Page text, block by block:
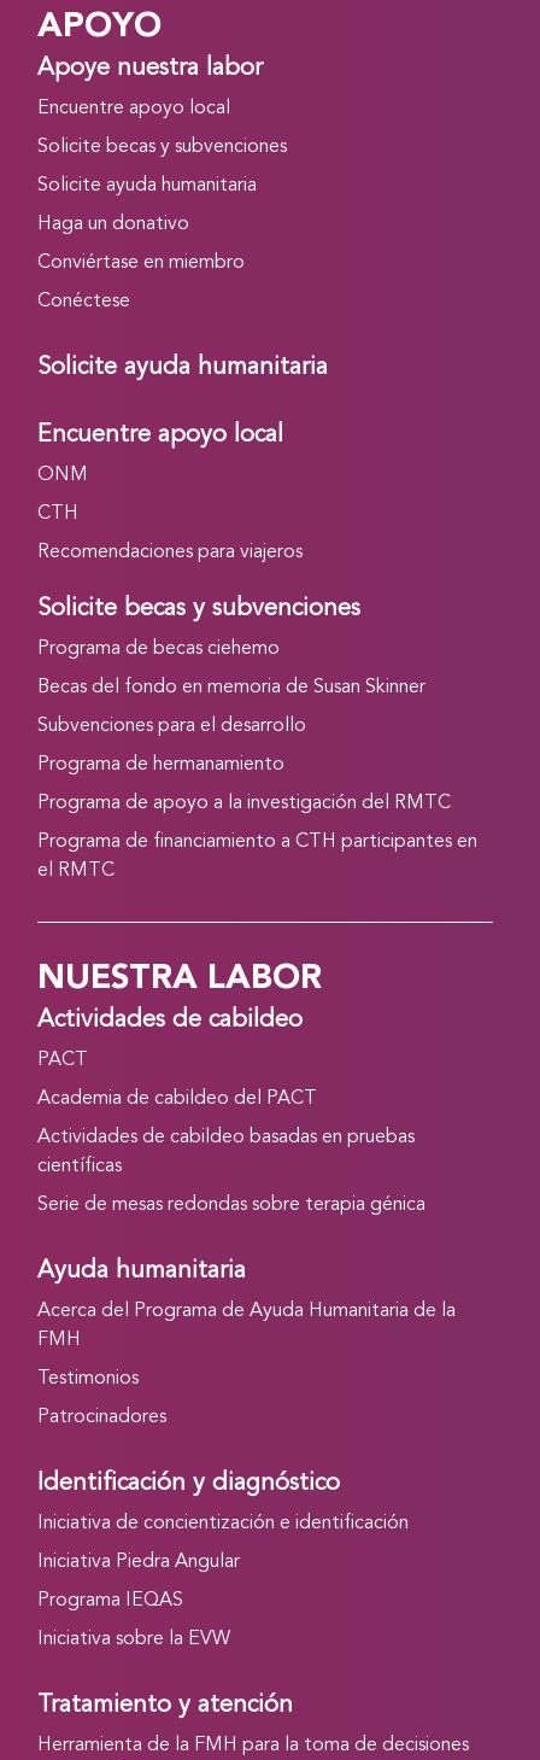
APOYO
Apoye nuestra labor
Encuentre apoyo local
Solicite becas y subvenciones
Solicite ayuda humanitaria
Haga un donativo
Conviértase en miembro
Conéctese
Solicite ayuda humanitaria
Encuentre apoyo local
ONM
CTH
Recomendaciones para viajeros
Solicite becas y subvenciones
Programa de becas ciehemo
Becas del fondo en memoria de Susan Skinner
Subvenciones para el desarrollo
Programa de hermanamiento
Programa de apoyo a la investigación del RMTC
Programa de financiamiento a CTH participantes en
el RMTC
NUESTRA LABOR
Actividades de cabildeo
PACT
Academia de cabildeo del PACT
Actividades de cabildeo basadas en pruebas
científicas
Serie de mesas redondas sobre terapia génica
Ayuda humanitaria
Acerca del Programa de Ayuda Humanitaria de la
FMH
Testimonios
Patrocinadores
Identificación y diagnóstico
Iniciativa de concientización e identificación
Iniciativa Piedra Angular
Programa IEQAS
Iniciativa sobre la EVW
Tratamiento y atención
Herramienta de la FMH para la toma de decisiones